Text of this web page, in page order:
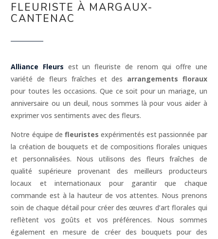
FLEURISTE À MARGAUX-
CANTENAC
Alliance Fleurs est un fleuriste de renom qui offre une
variété de fleurs fraîches et des arrangements floraux
pour toutes les occasions. Que ce soit pour un mariage, un
anniversaire ou un deuil, nous sommes là pour vous aider à
exprimer vos sentiments avec des fleurs.
Notre équipe de fleuristes expérimentés est passionnée par
la création de bouquets et de compositions florales uniques
et personnalisées. Nous utilisons des fleurs fraîches de
qualité supérieure provenant des meilleurs producteurs
locaux et internationaux pour garantir que chaque
commande est à la hauteur de vos attentes. Nous prenons
soin de chaque détail pour créer des œuvres d’art florales qui
reflètent vos goûts et vos préférences. Nous sommes
également en mesure de créer des bouquets pour des